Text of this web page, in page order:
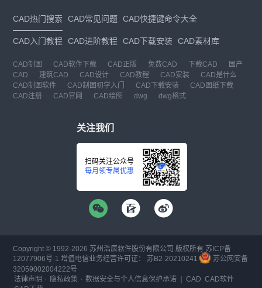
CAD热门搜索 CAD常见问题 CAD快捷键命令大全
CAD入门教程 CAD进阶教程 CAD下载安装 CAD素材库
CAD制图 CAD软件下载 CAD正版 免费CAD 下载CAD
国产
CAD
建筑CAD CAD设计 CAD教程 CAD安装
CAD是什么
CAD制图软件
CAD制图初学入门 CAD下载安装
CAD图纸下载
CAD注册
CAD官网 CAD绘图 dwg dwg格式
关注我们
扫码关注公众号
每月领专属优惠
Copyright © 1992-2026 苏州浩辰软件股份有限公司 版权所有 苏ICP备
12077906号-1 增值电信业务经营许可证： 苏B2-20210241
苏公网安备
32059002004222号
法律声明 · 隐私政策 ·数据安全与个人信息保护承诺 | CAD CAD软件